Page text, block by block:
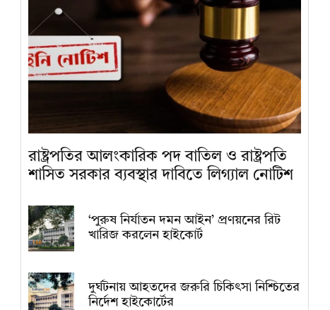
রাষ্ট্রপতির আলংকারিক পদ বাতিল ও রাষ্ট্রপতি
শাসিত সরকার ব্যবস্থার দাবিতে লিগ্যাল নোটিশ
‘পুরুষ নির্যাতন দমন আইন’ প্রণয়নের রিট
খারিজ করলেন হাইকোর্ট
দুর্ঘটনায় আহতদের জরুরি চিকিৎসা নিশ্চিতের
নির্দেশ হাইকোর্টের